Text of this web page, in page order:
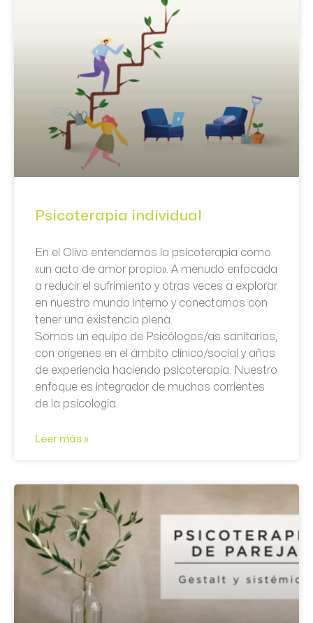
Psicoterapia individual
En el Olivo entendemos la psicoterapia como
«un acto de amor propio». A menudo enfocada
a reducir el sufrimiento y otras veces a explorar
en nuestro mundo interno y conectarnos con
tener una existencia plena.
Somos un equipo de Psicólogos/as sanitarios,
con orígenes en el ámbito clínico/social y años
de experiencia haciendo psicoterapia. Nuestro
enfoque es integrador de muchas corrientes
de la psicología.
Leer más »